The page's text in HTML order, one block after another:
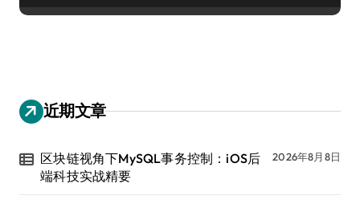
近期文章
区块链视角下MySQL事务控制：iOS后
端科技实战精要
2026年8月8日